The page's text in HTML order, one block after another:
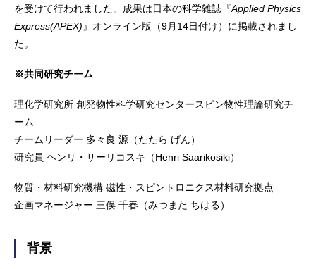
を受けて行われました。成果は日本の科学雑誌『Applied Physics
Express(APEX) 』オンライン版（9月14日付け）に掲載されまし
た。
※共同研究チーム
理化学研究所 創発物性科学研究センタースピン物性理論研究チ
ーム
チームリーダー 多々良 源（たたら げん）
研究員 ヘンリ・サーリコスキ（Henri Saarikosiki）
物質・材料研究機構 磁性・スピントロニクス材料研究拠点
企画マネージャー 三俣 千春（みつまた ちはる）
背景